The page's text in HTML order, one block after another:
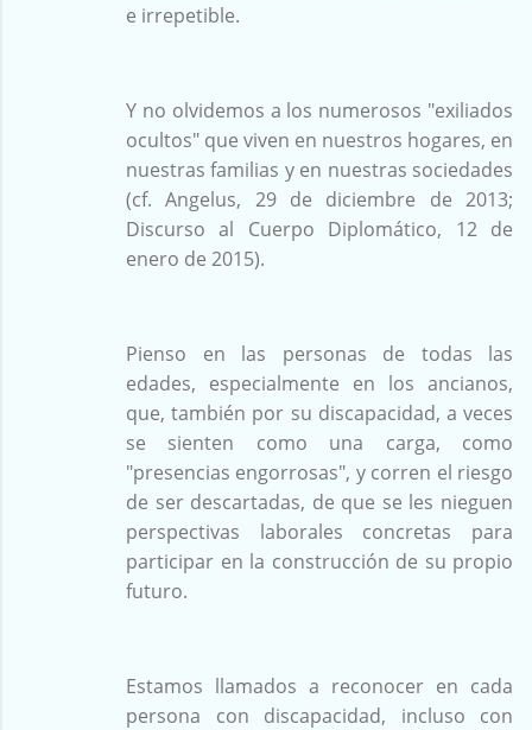
e irrepetible.
Y no olvidemos a los numerosos "exiliados
ocultos" que viven en nuestros hogares, en
nuestras familias y en nuestras sociedades
(cf. Angelus, 29 de diciembre de 2013;
Discurso al Cuerpo Diplomático, 12 de
enero de 2015).
Pienso en las personas de todas las
edades, especialmente en los ancianos,
que, también por su discapacidad, a veces
se sienten como una carga, como
"presencias engorrosas", y corren el riesgo
de ser descartadas, de que se les nieguen
perspectivas laborales concretas para
participar en la construcción de su propio
futuro.
Estamos llamados a reconocer en cada
persona con discapacidad, incluso con